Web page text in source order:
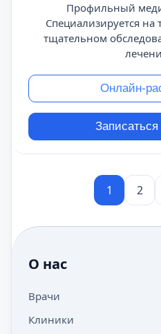
Профильный
Специализируется на
тщательном
Онлайн-
1 2
О нас
Врачи
Клиники